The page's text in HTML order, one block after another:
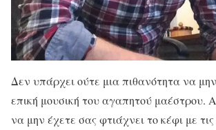
Δεν υπάρχει ούτε μια πιθανότητα να
επική μουσική του αγαπητού μαέστρου.
να μην έχετε σας φτιάχνει το κέφι με